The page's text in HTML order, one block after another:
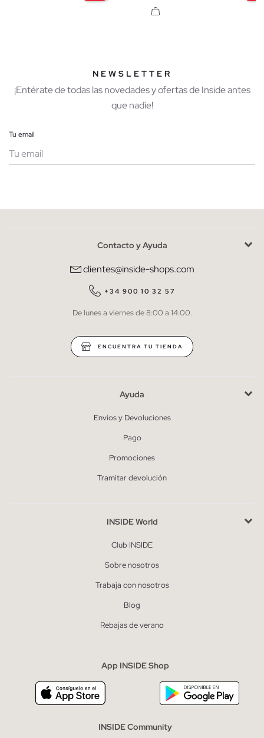
NEWSLETTER
¡Entérate de todas las novedades y ofertas de Inside antes
que nadie!
Tu email
He leído y entiendo lapolítica de privacidad
QUIERO SUSCRIBIRME
* Puedes cancelar la suscripción en cualquier momento.
Contacto y Ayuda
clientes@inside-shops.com
+34 900 10 32 57
De lunes a viernes de 8:00 a 14:00.
ENCUENTRA TU TIENDA
Ayuda
Envíos y Devoluciones
Pago
Promociones
Tramitar devolución
INSIDE World
Club INSIDE
Sobre nosotros
Trabaja con nosotros
Blog
Rebajas de verano
App INSIDE Shop
INSIDE Community